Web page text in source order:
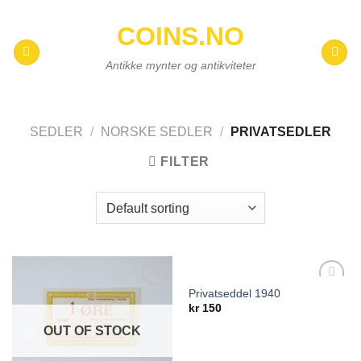
content
COINS.NO
Antikke mynter og antikviteter
SEDLER / NORSKE SEDLER / PRIVATSEDLER
FILTER
Add to
OUT OF STOCK
Privatseddel 1940
kr150